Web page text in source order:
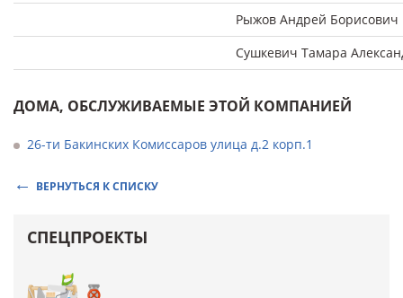
Рыжов Андрей Борисович
Сушкевич Тамара
ДОМА, ОБСЛУЖИВАЕМЫЕ ЭТОЙ КОМПАНИЕЙ
26-ти Бакинских Комиссаров улица д.2 корп.1
ВЕРНУТЬСЯ К СПИСКУ
СПЕЦПРОЕКТЫ